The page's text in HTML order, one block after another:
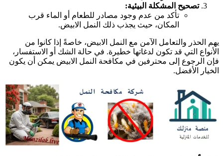
تصحيح المشكلة البيئية:
تأكد من عدم وجود مصادر للطعام أو الماء قرب
المكان، حيث يجذب ذلك النمل الابيض.
الحذر والتعامل الآمن مع النمل الابيض، خاصةً إذا كانوا من
التي قد تكون لدغاتها خطيرة. في حالة الشك أو الاستفسار،
الرجوع إلى محترفين في مكافحة النمل الابيض يمكن أن يكون
الأفضل.